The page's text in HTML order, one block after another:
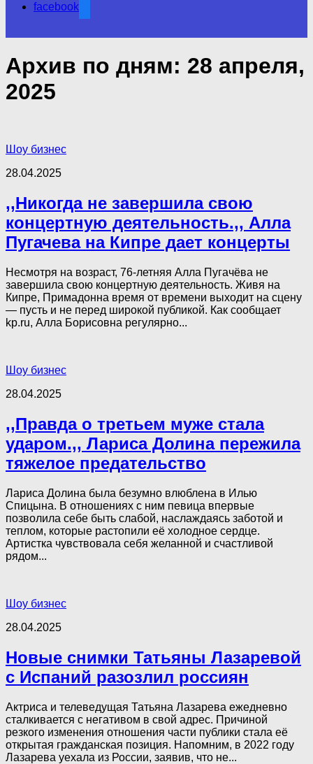
facebook
Архив по дням: 28 апреля,
2025
Шоу бизнес
28.04.2025
,,Никогда не завершила свою
концертную деятельность.,, Алла
Пугачева на Кипре дает концерты
Несмотря на возраст, 76-летняя Алла Пугачёва не
завершила свою концертную деятельность. Живя на
Кипре, Примадонна время от времени выходит на сцену
— пусть и не перед широкой публикой. Как сообщает
kp.ru, Алла Борисовна регулярно...
Шоу бизнес
28.04.2025
,,Правда о третьем муже стала
ударом.,, Лариса Долина пережила
тяжелое предательство
Лариса Долина была безумно влюблена в Илью
Спицына. В отношениях с ним певица впервые
позволила себе быть слабой, наслаждаясь заботой и
теплом, которые растопили её холодное сердце.
Артистка чувствовала себя желанной и счастливой
рядом...
Шоу бизнес
28.04.2025
Новые снимки Татьяны Лазаревой
с Испаний разозлил россиян
Актриса и телеведущая Татьяна Лазарева ежедневно
сталкивается с негативом в свой адрес. Причиной
резкого изменения отношения части публики стала её
открытая гражданская позиция. Напомним, в 2022 году
Лазарева уехала из России, заявив, что не...